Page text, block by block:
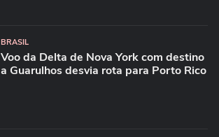
BRASIL
Voo da Delta de Nova York com destino
a Guarulhos desvia rota para Porto Rico